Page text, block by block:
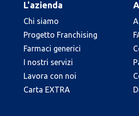
L'azienda
Chi siamo
Progetto Franchising
Farmaci generici
I nostri servizi
Lavora con noi
Carta EXTRA